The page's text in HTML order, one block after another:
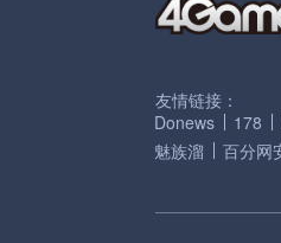
友情链接：
Donews
178
魅族溜
百分网